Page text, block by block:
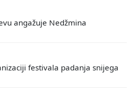
angažuje Nedžmina
festivala padanja snijega